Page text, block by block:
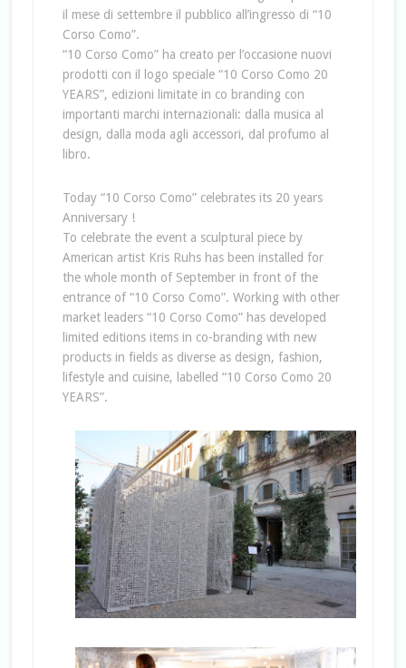
il mese di settembre il pubblico all’ingresso di “10
Corso Como”.
“10 Corso Como” ha creato per l’occasione nuovi
prodotti con il logo speciale “10 Corso Como 20
YEARS”, edizioni limitate in co branding con
importanti marchi internazionali: dalla musica al
design, dalla moda agli accessori, dal profumo al
libro.
Today “10 Corso Como” celebrates its 20 years
Anniversary !
To celebrate the event a sculptural piece by
American artist Kris Ruhs has been installed for
the whole month of September in front of the
entrance of “10 Corso Como”. Working with other
market leaders “10 Corso Como” has developed
limited editions items in co-branding with new
products in fields as diverse as design, fashion,
lifestyle and cuisine, labelled “10 Corso Como 20
YEARS”.